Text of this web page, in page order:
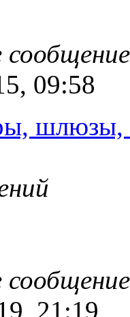
сообщение
09:58
сообщение
21:19